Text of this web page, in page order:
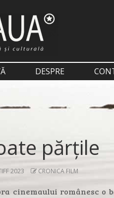
DESPRE
părțile
2023 CRONICA FILM
cinemaului românesc o